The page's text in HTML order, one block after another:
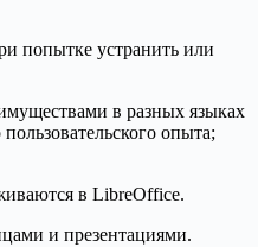
попытке устранить или
в разных языках
опыта;
в LibreOffice.
и презентациями.